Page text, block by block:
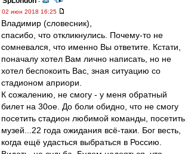
02 июн 2018 16:25
Владимир (словесник),
спасибо, что откликнулись. Почему-то не
сомневался, что именно Вы ответите. Кстати,
поначалу хотел Вам лично написать, но не
хотел беспокоить Вас, зная ситуацию со
стадионом априори.
К сожалению, не смогу - у меня обратный
билет на 30ое. До боли обидно, что не смогу
посетить стадион любимой команды, посетить
музей...22 года ожидания всё-таки. Бог весть,
когда ещё удасться выбраться в Россию.